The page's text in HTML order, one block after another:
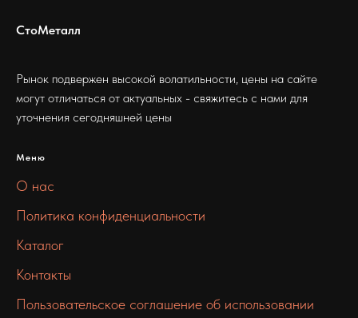
СтоМеталл
Рынок подвержен высокой волатильности, цены на сайте
могут отличаться от актуальных - свяжитесь с нами для
уточнения сегодняшней цены
Меню
О нас
Политика конфиденциальности
Каталог
Контакты
Пользовательское соглашение об использовании